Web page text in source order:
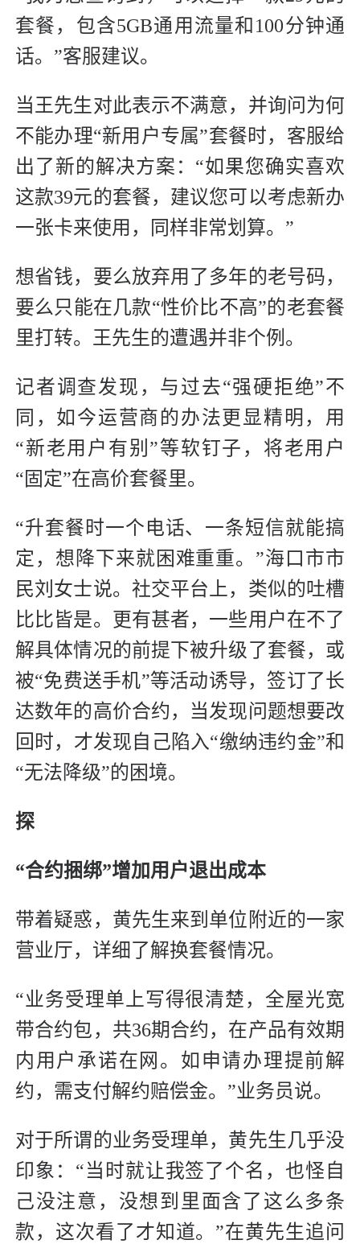
套餐，包含5GB通用流量和100分钟通
话。”客服建议。
当王先生对此表示不满意，并询问为何
不能办理“新用户专属”套餐时，客服给
出了新的解决方案：“如果您确实喜欢
这款39元的套餐，建议您可以考虑新办
一张卡来使用，同样非常划算。”
想省钱，要么放弃用了多年的老号码，
要么只能在几款“性价比不高”的老套餐
里打转。王先生的遭遇并非个例。
记者调查发现，与过去“强硬拒绝”不
同，如今运营商的办法更显精明，用
“新老用户有别”等软钉子，将老用户
“固定”在高价套餐里。
“升套餐时一个电话、一条短信就能搞
定，想降下来就困难重重。”海口市市
民刘女士说。社交平台上，类似的吐槽
比比皆是。更有甚者，一些用户在不了
解具体情况的前提下被升级了套餐，或
被“免费送手机”等活动诱导，签订了长
达数年的高价合约，当发现问题想要改
回时，才发现自己陷入“缴纳违约金”和
“无法降级”的困境。
探
“合约捆绑”增加用户退出成本
带着疑惑，黄先生来到单位附近的一家
营业厅，详细了解换套餐情况。
“业务受理单上写得很清楚，全屋光宽
带合约包，共36期合约，在产品有效期
内用户承诺在网。如申请办理提前解
约，需支付解约赔偿金。”业务员说。
对于所谓的业务受理单，黄先生几乎没
印象：“当时就让我签了个名，也怪自
己没注意，没想到里面含了这么多条
款，这次看了才知道。”在黄先生追问